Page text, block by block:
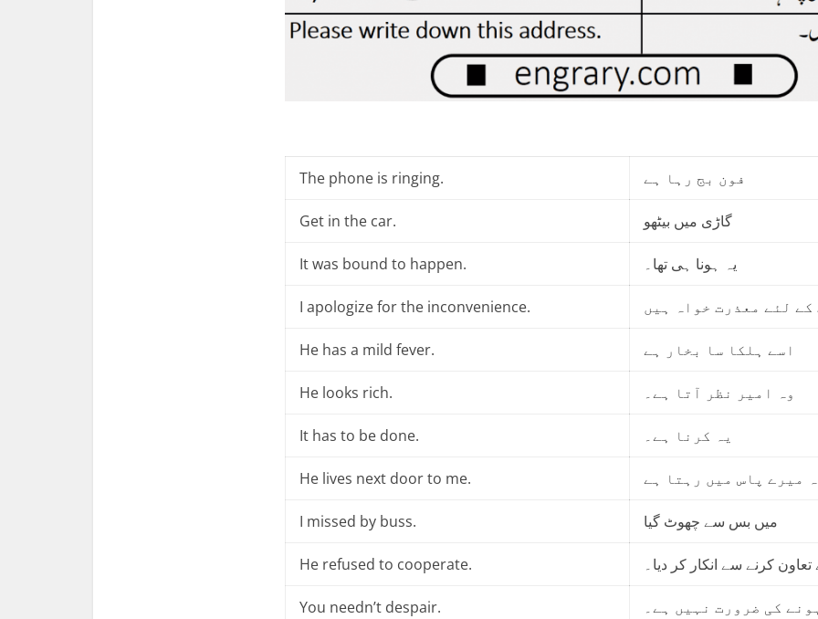
The phone is ringing. فون بج رہا ہے
Get in the car. گاڑی میں بیٹھو
It was bound to happen. یہ ہونا ہی تھا۔
I apologize for the inconvenience. لئے معذرت خواہ ہیں
He has a mild fever. اسے ہلکا سا بخار ہے
He looks rich. وہ امیر نظر آتا ہے۔
It has to be done. یہ کرنا ہے۔
He lives next door to me. میرے پاس میں رہتا ہے
I missed by buss. میں بس سے چھوٹ گیا
He refused to cooperate. کرنے سے انکار کر دیا۔
You needn’t despair. کی ضرورت نہیں ہے۔